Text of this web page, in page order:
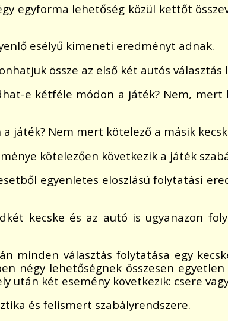
egyforma lehetőség közül kettőt
esélyű kimeneti eredményt adnak.
össze az első két autós
e kétféle módon a játék? Nem, mert
játék? Nem mert kötelező a másik
kötelezően következik a játék
egyenletes eloszlású folytatási
kecske és az autó is ugyanazon
minden választás folytatása egy
négy lehetőségnek összesen
után két esemény következik: csere
és felismert szabályrendszere.